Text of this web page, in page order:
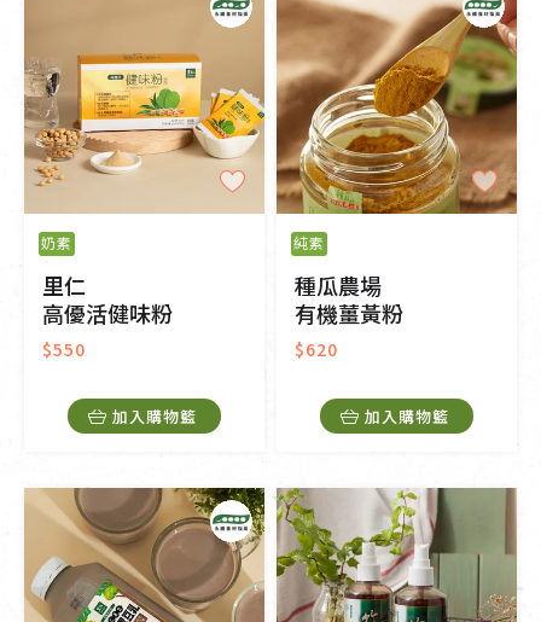
奶素
里仁
高優活健味粉
$550
加入購物籃
純素
種瓜農場
有機薑黃粉
$620
加入購物籃